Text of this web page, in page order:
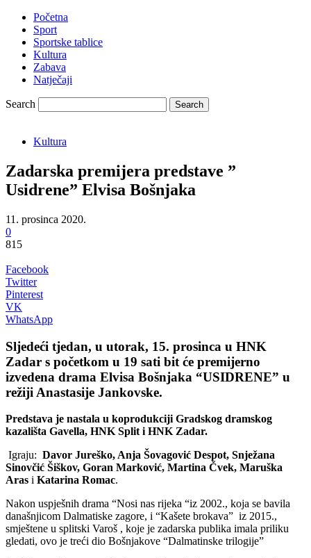
Početna
Sport
Sportske tablice
Kultura
Zabava
Natječaji
Search
Kultura
Zadarska premijera predstave ”
Usidrene” Elvisa Bošnjaka
11. prosinca 2020.
0
815
Facebook
Twitter
Pinterest
VK
WhatsApp
Sljedeći tjedan, u utorak, 15. prosinca u HNK
Zadar s početkom u 19 sati bit će premijerno
izvedena drama Elvisa Bošnjaka “USIDRENE” u
režiji Anastasije Jankovske.
Predstava je nastala u koprodukciji Gradskog dramskog
kazališta Gavella, HNK Split i HNK Zadar.
Igraju: Davor Jureško, Anja Šovagović Despot, Snježana
Sinovčić Šiškov, Goran Marković, Martina Čvek, Maruška
Aras i Katarina Romac.
Nakon uspješnih drama “Nosi nas rijeka “iz 2002., koja se bavila
današnjicom Dalmatiske zagore, i “Kašete brokava” iz 2015.,
smještene u splitski Varoš , koje je zadarska publika imala priliku
gledati, ovo je treći dio Bošnjakove “Dalmatinske trilogije”